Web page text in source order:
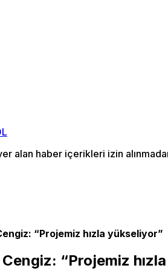
alan haber içerikleri izin
“Projemiz hızla yükseliyor”
“Projemiz